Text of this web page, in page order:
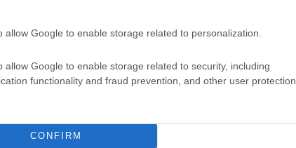
allow Google to enable storage related to personalization.
allow Google to enable storage related to security, including
functionality and fraud prevention, and other user protection.
CONFIRM